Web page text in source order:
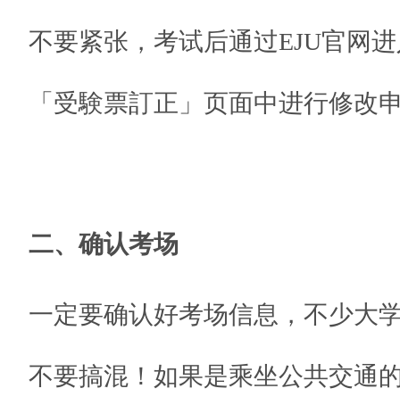
不要紧张，考试后通过EJU官网
「受験票訂正」页面中进行修改
二、确认考场
一定要确认好考场信息，不少大
不要搞混！如果是乘坐公共交通